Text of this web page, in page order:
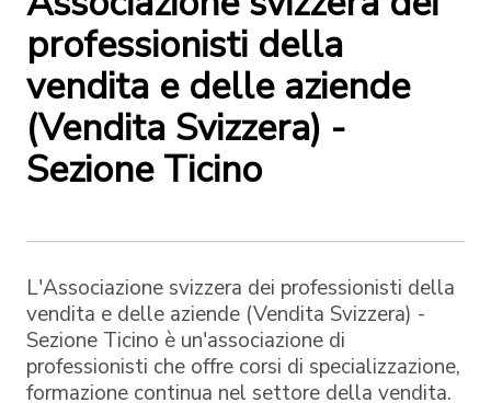
professionisti della
vendita e delle aziende
(Vendita Svizzera) -
Sezione Ticino
L'Associazione svizzera dei professionisti della
vendita e delle aziende (Vendita Svizzera) -
Sezione Ticino è un'associazione di
professionisti che offre corsi di specializzazione,
formazione continua nel settore della vendita.